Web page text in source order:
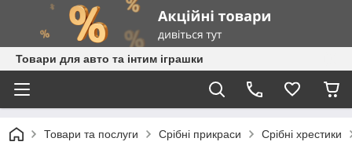
Товари для авто та інтим іграшки
Товари та послуги Срібні прикраси Срібні хрестики